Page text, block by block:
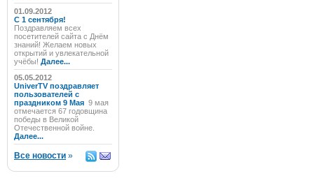
01.09.2012
C 1 сентября!
Поздравляем всех
посетителей сайта с Днём
знаний! Желаем новых
открытий и увлекательной
учёбы! Далее...
05.05.2012
UniverTV поздравляет
пользователей с
праздником 9 Мая 9 мая
отмечается 67 годовщина
победы в Великой
Отечественной войне.
Далее...
Все новости »